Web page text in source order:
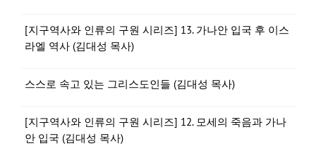
[지구역사와 인류의 구원 시리즈] 13. 가나안 입국 후 이스
라엘 역사 (김대성 목사)
스스로 속고 있는 그리스도인들 (김대성 목사)
[지구역사와 인류의 구원 시리즈] 12. 모세의 죽음과 가나
안 입국 (김대성 목사)